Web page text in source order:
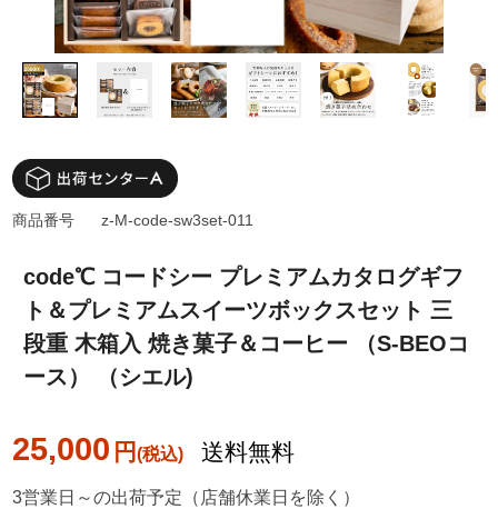
code℃ コードシー プレミアムカタログギフ
ト＆プレミアムスイーツボックスセット 三
段重 木箱入 焼き菓子＆コーヒー （S-BEOコ
ース） （シエル)
25,000 円 送料無料
商品番号 z-M-code-sw3set-011
3営業日～の出荷予定（店舗休業日を除く）